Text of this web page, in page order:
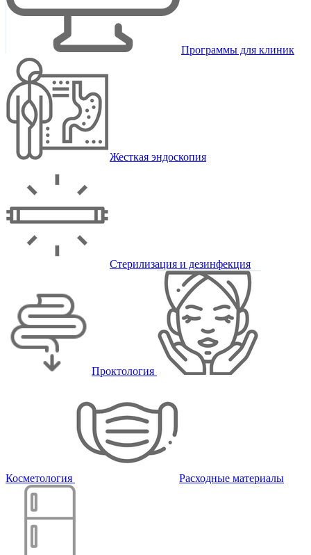
Программы для клиник
Жесткая эндоскопия
Стерилизация и дезинфекция
Проктология
Косметология Расходные материалы